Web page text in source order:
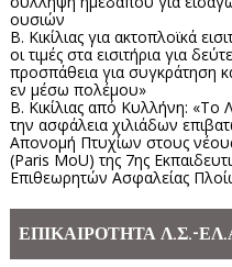
ουσιών
Β. Κικίλιας για ακτοπλοϊκά
οι τιμές στα εισιτήρια για
προσπάθεια για συγκράτηση
εν μέσω πολέμου»
Β. Κικίλιας από Κυλλήνη: «Το
την ασφάλεια χιλιάδων
Απονομή Πτυχίων στους
(Paris MoU) της 7ης
Επιθεωρητών Ασφαλείας
ΕΠΙΚΑΙΡΟΤΗΤΑ Λ.Σ.-